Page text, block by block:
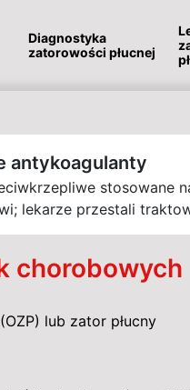
Diagnostyka
zatorowości płucnej
antykoagulanty
stosowane
lekarze przestali
chorobowych
lub zator płucny